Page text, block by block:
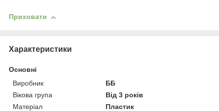
Приховати
Характеристики
Основні
Виробник
ББ
Вікова група
Від 3 років
Матеріал
Пластик